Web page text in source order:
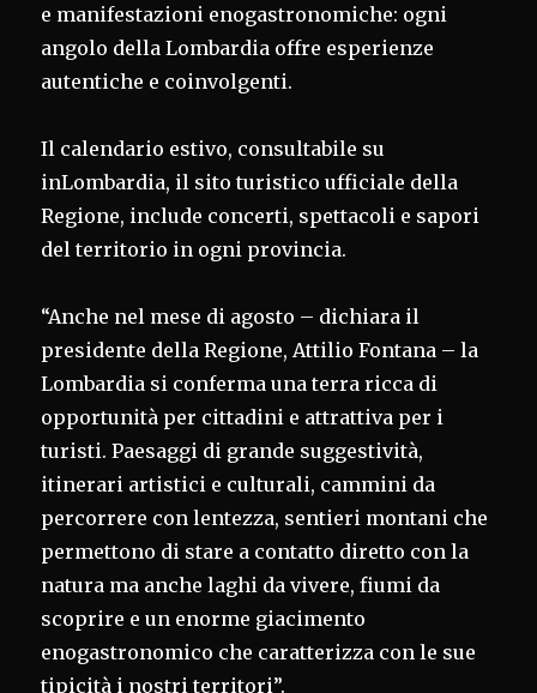
e manifestazioni enogastronomiche: ogni
angolo della Lombardia offre esperienze
autentiche e coinvolgenti.
Il calendario estivo, consultabile su
inLombardia, il sito turistico ufficiale della
Regione, include concerti, spettacoli e sapori
del territorio in ogni provincia.
“Anche nel mese di agosto – dichiara il
presidente della Regione, Attilio Fontana – la
Lombardia si conferma una terra ricca di
opportunità per cittadini e attrattiva per i
turisti. Paesaggi di grande suggestività,
itinerari artistici e culturali, cammini da
percorrere con lentezza, sentieri montani che
permettono di stare a contatto diretto con la
natura ma anche laghi da vivere, fiumi da
scoprire e un enorme giacimento
enogastronomico che caratterizza con le sue
tipicità i nostri territori”.